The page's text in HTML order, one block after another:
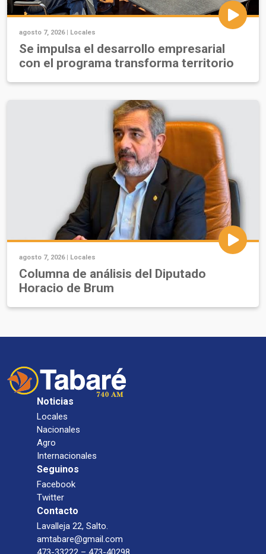
agosto 7, 2026 | Locales
Se impulsa el desarrollo empresarial
con el programa transforma territorio
agosto 7, 2026 | Locales
Columna de análisis del Diputado
Horacio de Brum
Noticias
Locales
Nacionales
Agro
Internacionales
Seguinos
Facebook
Twitter
Contacto
Lavalleja 22, Salto.
amtabare@gmail.com